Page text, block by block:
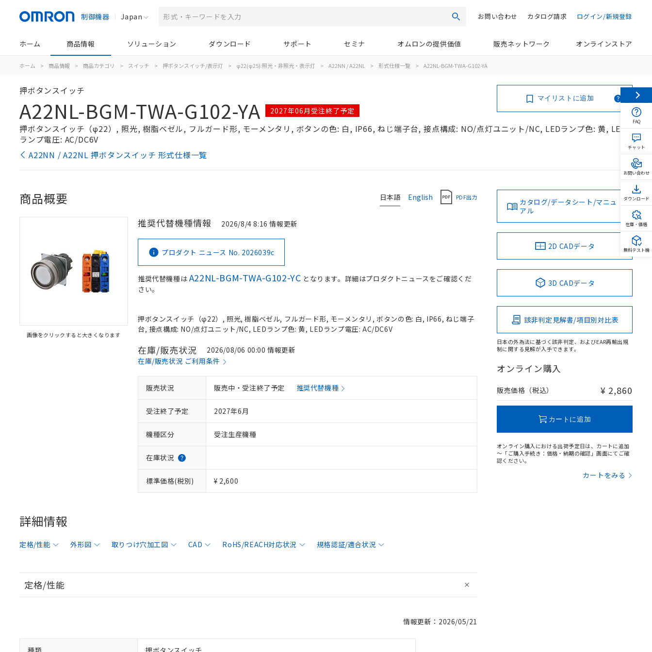
制御機器 Japan 検索 ログイン/新規登録
カタログ請求
お問い合わせ
ホーム 商品情報 ソリューション ダウンロード サポート セミナ オムロンの提供価値 販売ネットワーク オンラインストア
ホーム > 商品情報 > 商品カテゴリ > スイッチ > 押ボタンスイッチ/表示灯 > φ22(φ25):照光・非照光・表示灯 > A22NN / A22NL > 形式仕様一覧 > A22NL-BGM-TWA-G102-YA
押ボタンスイッチ
A22NL-BGM-TWA-G102-YA 2027年06月受注終了予定
押ボタンスイッチ（φ22）, 照光, 樹脂ベゼル, フルガード形, モーメンタリ, ボタンの色: 白, IP66, ねじ端子台, 接点構成: NO/点灯ユニット/NC, LEDランプ色: 黄, LED
ランプ電圧: AC/DC6V
A22NN / A22NL 押ボタンスイッチ 形式仕様一覧
マイリストに追加
日本語 English PDF出力
商品概要
画像をクリックすると大きくなります
推奨代替機種情報 2026/8/4 8:16 情報更新
プロダクト ニュース No. 2026039c
推奨代替機種はA22NL-BGM-TWA-G102-YC となります。詳細はプロダクトニュースをご確認くだ
さい。
押ボタンスイッチ（φ22）, 照光, 樹脂ベゼル, フルガード形, モーメンタリ, ボタンの色: 白, IP66, ねじ端子
台, 接点構成: NO/点灯ユニット/NC, LEDランプ色: 黄, LEDランプ電圧: AC/DC6V
在庫/販売状況
2026/08/06 00:00 情報更新
在庫/販売状況 ご利用条件
販売状況 販売中・受注終了予定 推奨代替機種
受注終了予定 2027年6月
機種区分 受注生産機種
在庫状況
標準価格(税別) ¥ 2,600
詳細情報
定格/性能 外形図 取りつけ穴加工図 CAD RoHS/REACH対応状況 規格認証/適合状況
定格/性能
情報更新：2026/05/21
種類 押ボタンスイッチ
カタログ/データシート/マニュ
アル
2D CADデータ
3D CADデータ
該非判定見解書/項目別対比表
日本の外為法に基づく該非判定、およびEAR再輸出規
制に関する見解が入手できます。
オンライン購入
販売価格（税込） ¥ 2,860
カートに追加
オンライン購入における出荷予定日は、カートに追加
～「ご購入手続き：価格・納期の確認」画面にてご確
認ください。
カートをみる
FAQ
チャット
お問い合わせ
ダウンロード
在庫・価格
無料テスト機